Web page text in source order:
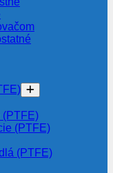
(PTFE)
(PTFE)
(PTFE)